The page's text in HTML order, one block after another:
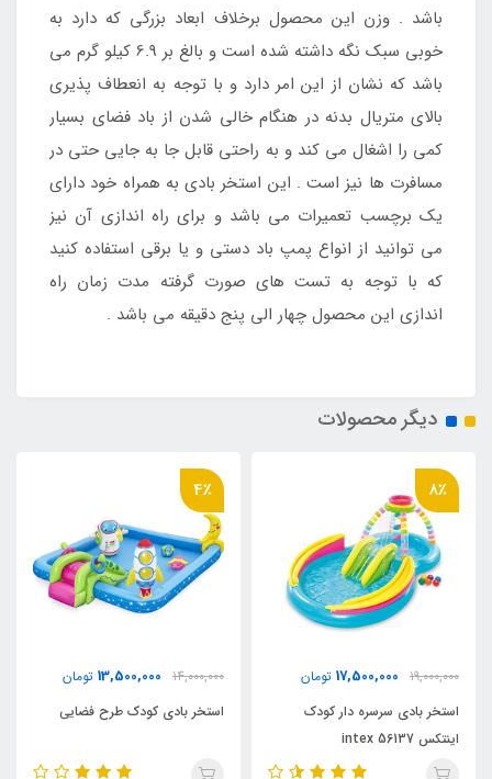
باشد . وزن این محصول برخلاف ابعاد بزرگی که دارد به
خوبی سبک نگه داشته شده است و بالغ بر 6.9 کیلو گرم می
باشد که نشان از این امر دارد و با توجه به انعطاف پذیری
بالای متریال بدنه در هنگام خالی شدن از باد فضای بسیار
کمی را اشغال می کند و به راحتی قابل جا به جایی حتی در
مسافرت ها نیز است . این استخر بادی به همراه خود دارای
یک برچسب تعمیرات می باشد و برای راه اندازی آن نیز
می توانید از انواع پمپ باد دستی و یا برقی استفاده کنید
که با توجه به تست های صورت گرفته مدت زمان راه
اندازی این محصول چهار الی پنج دقیقه می باشد .
دیگر محصولات
8٪
19,000,000
17,500,000 تومان
استخر بادی سرسره دار کودک
اینتکس intex 56137
4٪
14,000,000
13,500,000 تومان
استخر بادی کودک طرح فضایی